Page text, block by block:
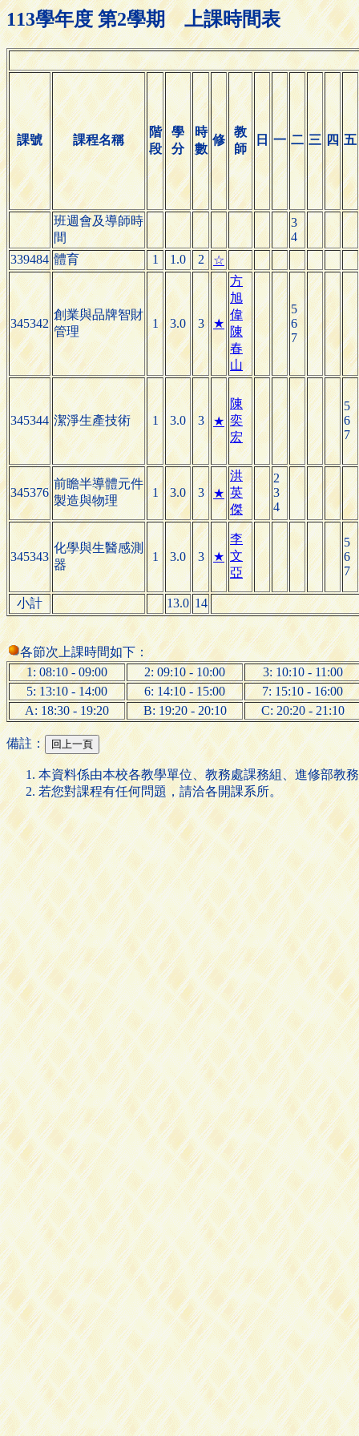
113學年度 第2學期 上課時間表
課號 課程名稱
階
段
學
分
時
數
修
教
師
日 一 二 三 四 五
班週會及導師時
間
3
4
339484 體育 1 1.0 2 ☆
345342
創業與品牌智財
管理
1 3.0 3 ★
方
旭
偉
陳
春
山
5
6
7
345344 潔淨生產技術 1 3.0 3 ★
陳
奕
宏
5
6
7
345376
前瞻半導體元件
製造與物理
1 3.0 3 ★
洪
英
傑
2
3
4
345343
化學與生醫感測
器
1 3.0 3 ★
李
文
亞
5
6
7
小計 13.0 14
各節次上課時間如下：
1: 08:10 - 09:00
2: 09:10 - 10:00
3: 10:10 - 11:00
5: 13:10 - 14:00
6: 14:10 - 15:00
7: 15:10 - 16:00
A: 18:30 - 19:20
B: 19:20 - 20:10 C: 20:20 - 21:10
備註：
本資料係由本校各教學單位、教務處課務組、進修部教
若您對課程有任何問題，請洽各開課系所。